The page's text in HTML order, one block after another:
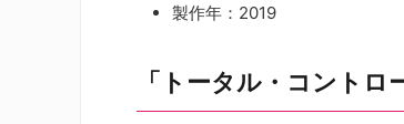
製作年：2019
「トータル・コント